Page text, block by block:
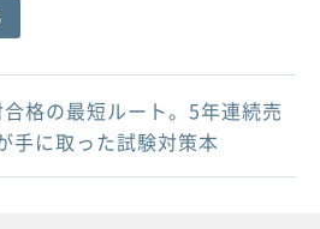
格の最短ルート。5年連続売
手に取った試験対策本